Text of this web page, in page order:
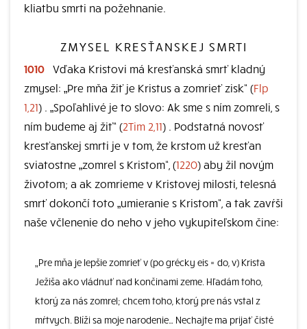
kliatbu smrti na požehnanie.
ZMYSEL KRESŤANSKEJ SMRTI
1010 Vďaka Kristovi má kresťanská smrť kladný
zmysel: „Pre mňa žiť je Kristus a zomrieť zisk“ (Flp
1,21) . „Spoľahlivé je to slovo: Ak sme s ním zomreli, s
ním budeme aj žiť“ (2Tim 2,11) . Podstatná novosť
kresťanskej smrti je v tom, že krstom už kresťan
sviatostne „zomrel s Kristom“, (1220) aby žil novým
životom; a ak zomrieme v Kristovej milosti, telesná
smrť dokončí toto „umieranie s Kristom“, a tak zavŕši
naše včlenenie do neho v jeho vykupiteľskom čine:
„Pre mňa je lepšie zomrieť v (po grécky eis = do, v) Krista
Ježiša ako vládnuť nad končinami zeme. Hľadám toho,
ktorý za nás zomrel; chcem toho, ktorý pre nás vstal z
mŕtvych. Blíži sa moje narodenie… Nechajte ma prijať čisté